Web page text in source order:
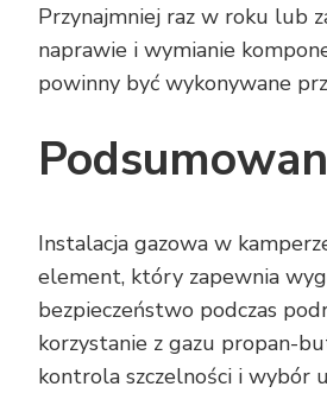
Przynajmniej raz w roku lub
naprawie i wymianie
powinny być wykonywane
Instalacja gazowa w
element, który zapewnia
bezpieczeństwo podczas
korzystanie z gazu propan-
kontrola szczelności i wybór